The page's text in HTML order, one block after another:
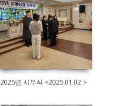
145
2025년 시무식 <2025.01.02.>